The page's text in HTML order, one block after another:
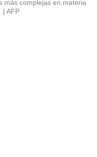
más complejas en materia
AFP